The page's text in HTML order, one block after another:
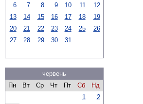
6
7 8 9 10 11
12
13
14 15 16 17 18
19
20
21 22 23 24 25
26
27
28 29 30 31
червень
Пн
Вт Ср Чт Пт Сб
Нд
1
2